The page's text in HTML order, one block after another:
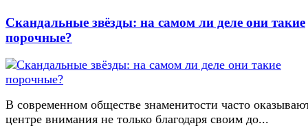
Скандальные звёзды: на самом ли деле они такие
порочные?
В современном обществе знаменитости часто
центре внимания не только благодаря своим до...